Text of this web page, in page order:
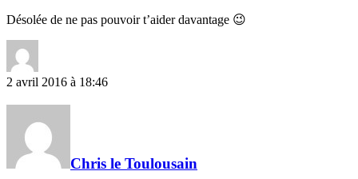
Désolée de ne pas pouvoir t’aider davantage 😉
2 avril 2016 à 18:46
Chris le Toulousain